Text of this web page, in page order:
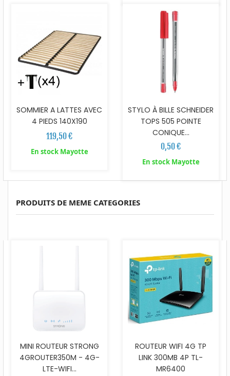
SOMMIER A LATTES AVEC
4 PIEDS 140X190
119,50 €
En stock Mayotte
STYLO À BILLE SCHNEIDER
TOPS 505 POINTE
CONIQUE...
0,50 €
En stock Mayotte
PRODUITS DE MEME CATEGORIES
MINI ROUTEUR STRONG
4GROUTER350M - 4G-
LTE-WIFI...
ROUTEUR WIFI 4G TP
LINK 300MB 4P TL-
MR6400